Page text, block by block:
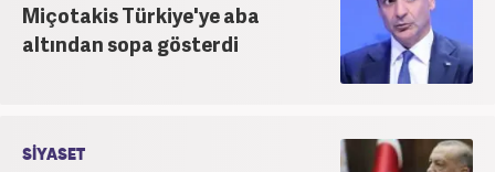
Miçotakis Türkiye'ye aba
altından sopa gösterdi
SİYASET